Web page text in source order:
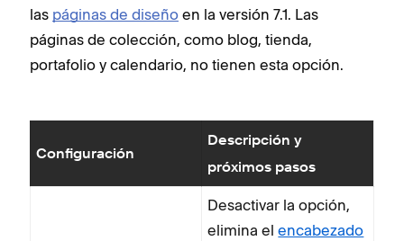
las páginas de diseño en la versión 7.1. Las
páginas de colección, como blog, tienda,
portafolio y calendario, no tienen esta opción.
Configuración
Descripción y
próximos pasos
Desactivar la opción,
elimina elencabezado